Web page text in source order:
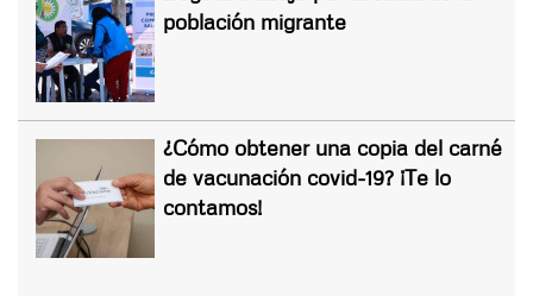
población migrante
¿Cómo obtener una copia del carné
de vacunación covid-19? ¡Te lo
contamos!